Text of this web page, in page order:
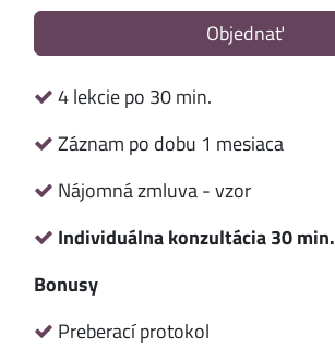
Objednať
4 lekcie po 30 min.
Záznam po dobu 1 mesiaca
Nájomná zmluva - vzor
Individuálna konzultácia 30 min.
Bonusy
Preberací protokol